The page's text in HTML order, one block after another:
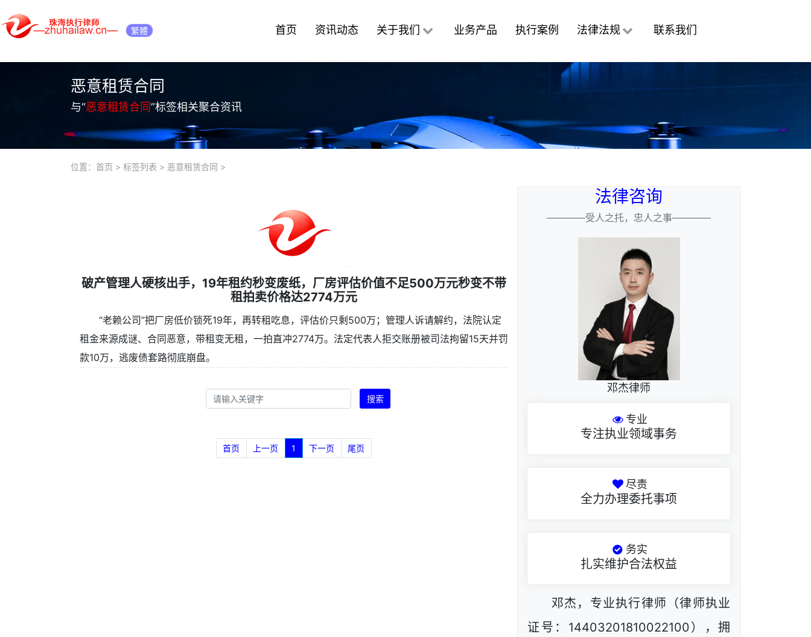
繁體 首页 资讯动态 关于我们 业务产品 执行案例 法律法规 联系我们
恶意租赁合同
与“恶意租赁合同”标签相关聚合资讯
位置： 首页 > 标签列表 > 恶意租赁合同 >
破产管理人硬核出手，19年租约秒变废纸，厂房评估价值不足500万元秒变不带
租拍卖价格达2774万元
“老赖公司”把厂房低价锁死19年，再转租吃息，评估价只剩500万；管理人诉请解约，法院认定
租金来源成谜、合同恶意，带租变无租，一拍直冲2774万。法定代表人拒交账册被司法拘留15天并罚
款10万，逃废债套路彻底崩盘。
搜索
首页 上一页 1 下一页 尾页
法律咨询
————受人之托，忠人之事————
邓杰律师
专业
专注执业领域事务
尽责
全力办理委托事项
务实
扎实维护合法权益
邓杰，专业执行律师（律师执业
证号：14403201810022100），拥